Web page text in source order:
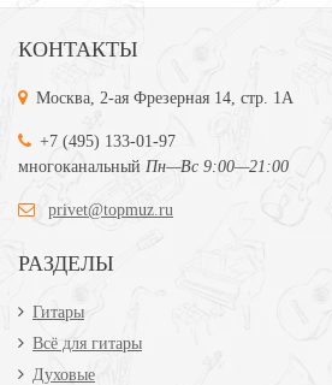
КОНТАКТЫ
Москва, 2-ая Фрезерная 14, стр. 1А
+7 (495) 133-01-97
многоканальный Пн—Вс 9:00—21:00
privet@topmuz.ru
РАЗДЕЛЫ
Гитары
Всё для гитары
Духовые